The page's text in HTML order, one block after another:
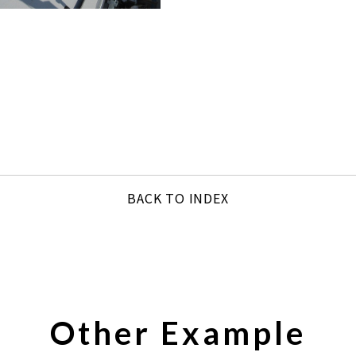
BACK TO INDEX
Other Example